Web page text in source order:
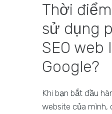
Thời
sử dụng
SEO web
Google?
Khi bạn bắt đầu
website của mình,